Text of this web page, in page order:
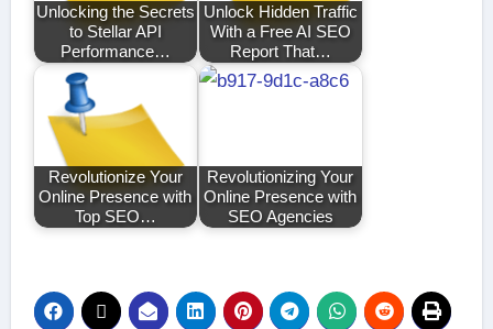
Unlocking the Secrets
to Stellar API
Performance…
Unlock Hidden Traffic
With a Free AI SEO
Report That…
Revolutionize Your
Online Presence with
Top SEO…
Revolutionizing Your
Online Presence with
SEO Agencies